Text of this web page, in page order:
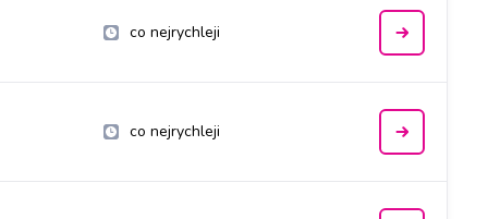
co nejrychleji
co nejrychleji